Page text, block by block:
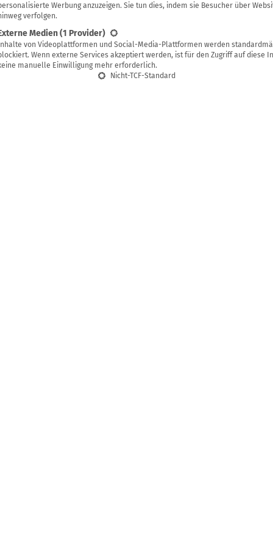
eine Nagelbettentzündung, und wann muss ich damit zum
kurieren mit Schmierseife
entzündete Nagelbetten
mit Kamille
Entzündungen am Nagelbett
Pilze und Bakterien
Paste aus Meerrettich und Honig
mit Arnikatee
vorbeugen
speichern
Nagelbettentzündung ist nicht gerade schön
weh. Sie kann entstehen, wenn sich winzige
oder Zehennagels durch das Eindringen von
In der Regel heilt sie aber nach einer
ab. Wie du die Nagelbettentzündung mit
du in diesem Beitrag.
Werbung anzuzeigen. Sie tun dies, indem sie Besucher über
verfolgen.
Medien(1 Provider)
von Videoplattformen und Social-Media-Plattformen werden
Wenn externe Services akzeptiert werden, ist für den Zugriff auf diese
manuelle Einwilligung mehr erforderlich.
Nicht-TCF-Standard